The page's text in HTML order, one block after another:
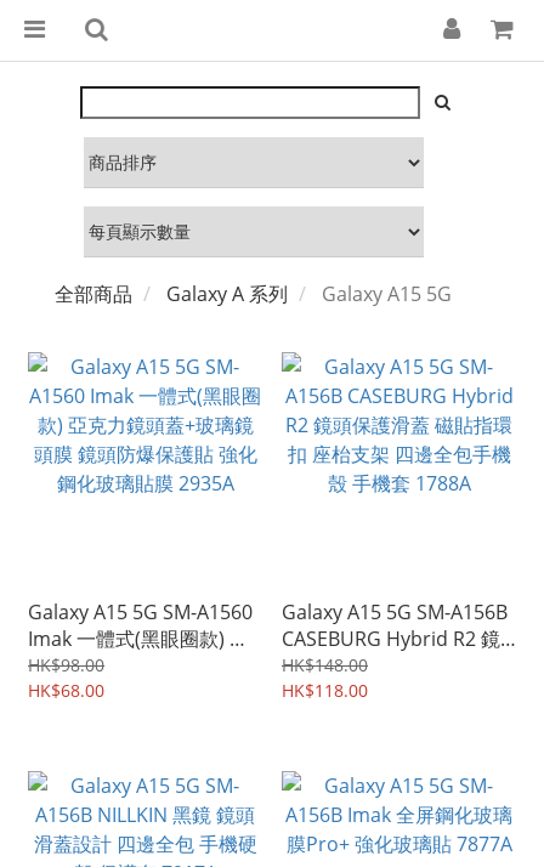
全部商品 Galaxy A 系列 Galaxy A15 5G
Galaxy A15 5G SM-A1560
Imak 一體式(黑眼圈款) 亞
克力鏡頭蓋+玻璃鏡頭膜 鏡
頭防爆保護貼 強化鋼化玻
HK$98.00
HK$68.00
Galaxy A15 5G SM-A156B
CASEBURG Hybrid R2 鏡
頭保護滑蓋 磁貼指環扣 座
枱支架 四邊全包手機殼 手
HK$148.00
HK$118.00